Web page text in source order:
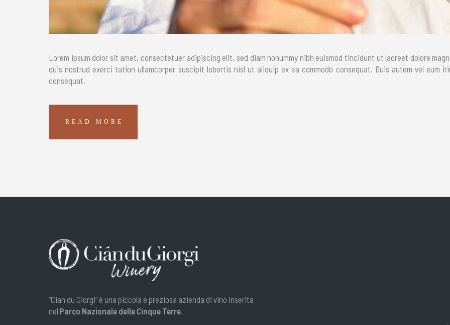
Lorem ipsum dolor sit amet, consectetuer adipiscing elit, sed diam nonummy nibh euismod tincidunt ut laoreet dolore
quis nostrud exerci tation ullamcorper suscipit lobortis nisl ut aliquip ex ea commodo consequat. Duis autem vel eum
consequat,
READ MORE
“Cian du Giorgi” è una piccola e preziosa azienda di vino inserita
nel Parco Nazionale delle Cinque Terre